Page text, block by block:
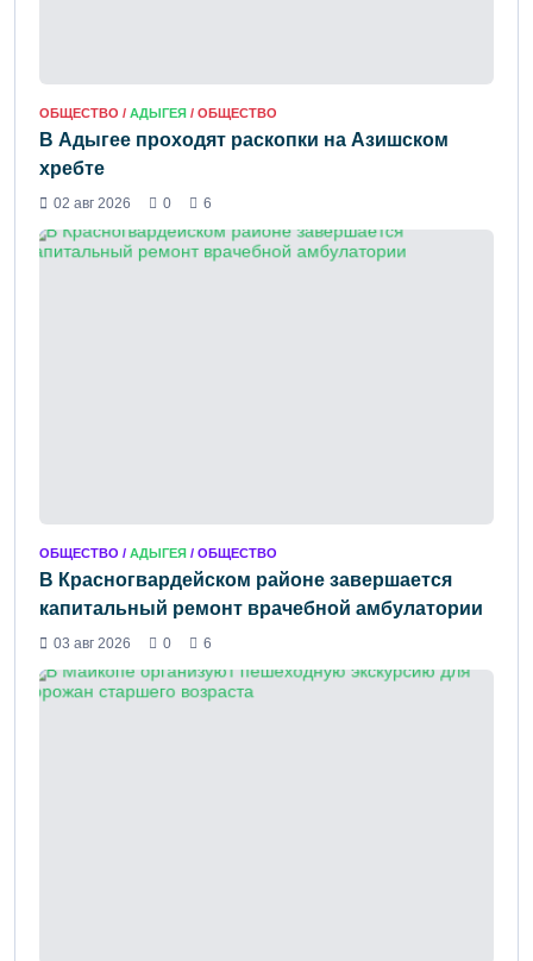
ОБЩЕСТВО / АДЫГЕЯ / ОБЩЕСТВО
В Адыгее проходят раскопки на Азишском
хребте
02 авг 2026 0 6
ОБЩЕСТВО / АДЫГЕЯ / ОБЩЕСТВО
В Красногвардейском районе завершается
капитальный ремонт врачебной амбулатории
03 авг 2026 0 6